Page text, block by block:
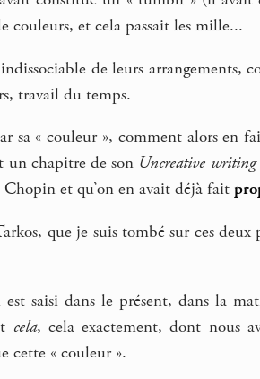
couleurs, et cela passait les mille...
de leurs arrangements,
travail du temps.
sa « couleur », comment alors en
chapitre de son Uncreative writing
et qu’on en avait déjà fait
que je suis tombé sur ces
saisi dans le présent, dans la
cela, cela exactement, dont nous
cette « couleur ».